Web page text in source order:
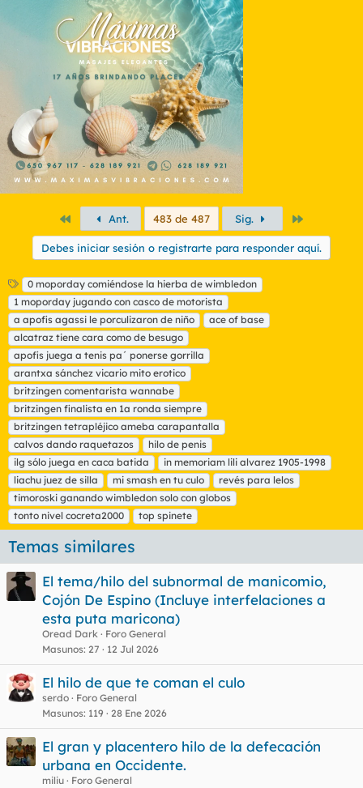
PrimeroAnt. 483 de 487 Sig.
Debes iniciar sesión o registrarte para responder aquí.
E
t
i
q
u
e
t
a
s
0 moporday comiéndose la hierba de wimbledon
1 moporday jugando con casco de motorista
a apofis agassi le porculizaron de niño
ace of base
alcatraz tiene cara como de besugo
apofis juega a tenis pa´ ponerse gorrilla
arantxa sánchez vicario mito erotico
britzingen comentarista wannabe
britzingen finalista en 1a ronda siempre
britzingen tetrapléjico ameba carapantalla
calvos dando raquetazos
hilo de penis
ilg sólo juega en caca batida
in memoriam lili alvarez 1905-1998
liachu juez de silla
mi smash en tu culo
revés para lelos
timoroski ganando wimbledon solo con globos
tonto nivel cocreta2000
top spinete
Temas similares
El tema/hilo del subnormal de manicomio,
Cojón De Espino (Incluye interfelaciones a
esta puta maricona)
Oread Dark
Foro General
Masunos 27 12 Jul 2026
El hilo de que te coman el culo
serdo
Foro General
Masunos 119 28 Ene 2026
El gran y placentero hilo de la defecación
urbana en Occidente.
miliu
Foro General